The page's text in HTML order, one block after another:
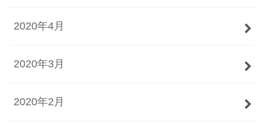
2020年4月
2020年3月
2020年2月